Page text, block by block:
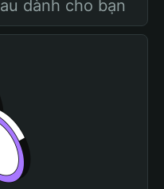
dành cho bạn